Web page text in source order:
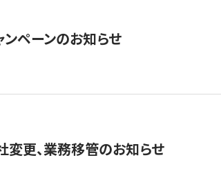
ペーンのお知らせ
変更、業務移管のお知らせ